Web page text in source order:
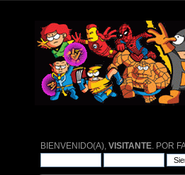
BIENVENIDO(A),VISITANTE . POR